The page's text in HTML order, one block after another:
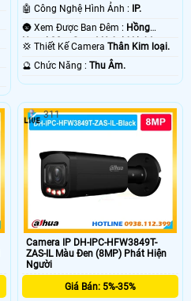
Nét . 🤖️ Công Nghệ Hình Ảnh : IP.
🌚 Xem Được Ban Đêm : Hồng
Ngoại 30m Smart Hybrid Light.
💢 Thiết Kế CameraThân Kim loại.
️🔮 Chức Năng :Thu Âm.
Camera IP DH-IPC-HFW3849T-
ZAS-IL Màu Đen (8MP) Phát Hiện
Người
Giá Bán: 5%-35%
311